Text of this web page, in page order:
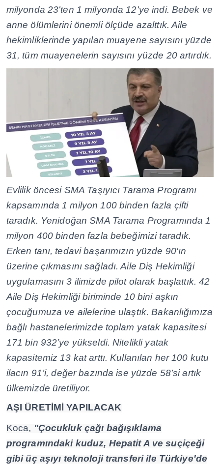
milyonda 23'ten 1 milyonda 12'ye indi. Bebek ve
anne ölümlerini önemli ölçüde azalttık. Aile
hekimliklerinde yapılan muayene sayısını yüzde
31, tüm muayenelerin sayısını yüzde 20 artırdık.
Evlilik öncesi SMA Taşıyıcı Tarama Programı
kapsamında 1 milyon 100 binden fazla çifti
taradık. Yenidoğan SMA Tarama Programında 1
milyon 400 binden fazla bebeğimizi taradık.
Erken tanı, tedavi başarımızın yüzde 90'ın
üzerine çıkmasını sağladı. Aile Diş Hekimliği
uygulamasını 3 ilimizde pilot olarak başlattık. 42
Aile Diş Hekimliği biriminde 10 bini aşkın
çocuğumuza ve ailelerine ulaştık. Bakanlığımıza
bağlı hastanelerimizde toplam yatak kapasitesi
171 bin 932’ye yükseldi. Nitelikli yatak
kapasitemiz 13 kat arttı. Kullanılan her 100 kutu
ilacın 91’i, değer bazında ise yüzde 58’si artık
ülkemizde üretiliyor.
AŞI ÜRETİMİ YAPILACAK
Koca, "Çocukluk çağı bağışıklama
programındaki kuduz, Hepatit A ve suçiçeği
gibi üç aşıyı teknoloji transferi ile Türkiye'de